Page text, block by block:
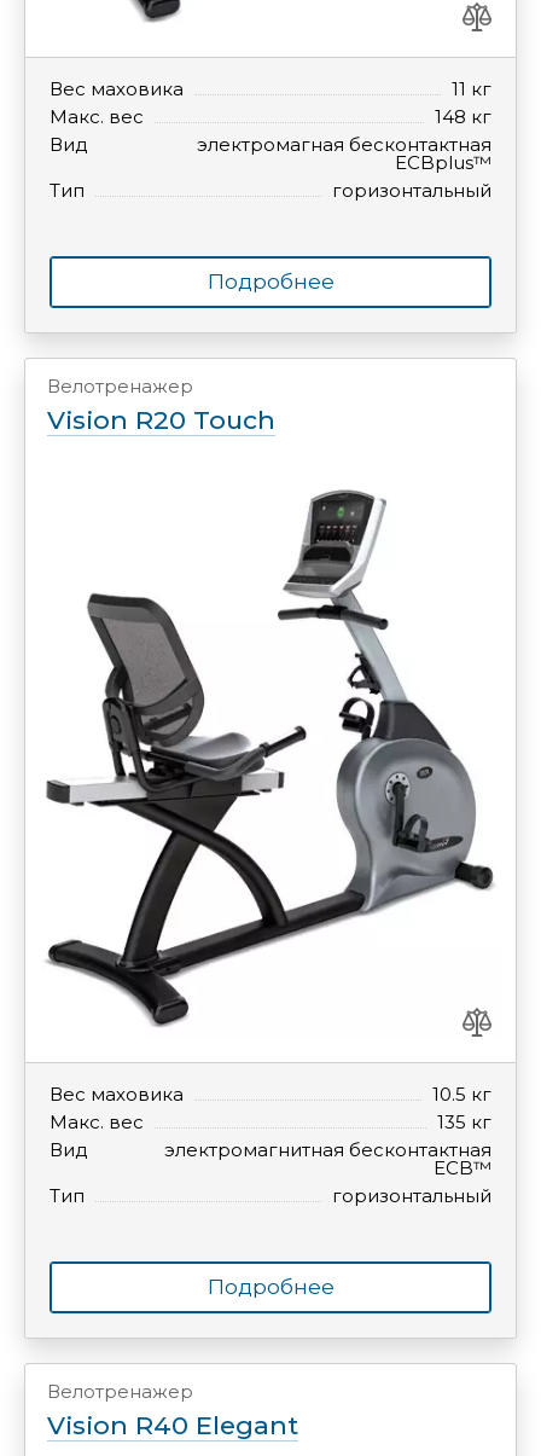
Вес маховика
11 кг
Макс. вес
148 кг
Вид
электромагная бесконтактная
ECBplus™
Тип
горизонтальный
Подробнее
Велотренажер
Vision R20 Touch
Вес маховика
10.5 кг
Макс. вес
135 кг
Вид
электромагнитная бесконтактная
ECB™
Тип
горизонтальный
Подробнее
Велотренажер
Vision R40 Elegant